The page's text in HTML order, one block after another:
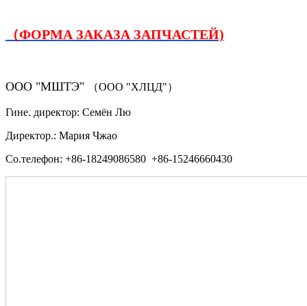
（ФОРМА ЗАКАЗА ЗАПЧАСТЕЙ)
ООО "МШТЭ" （ООО "ХЛЦД"）
Гине. директор: Семён Лю
Директор.: Мария Чжао
Со.телефон: +86-18249086580 +86-15246660430